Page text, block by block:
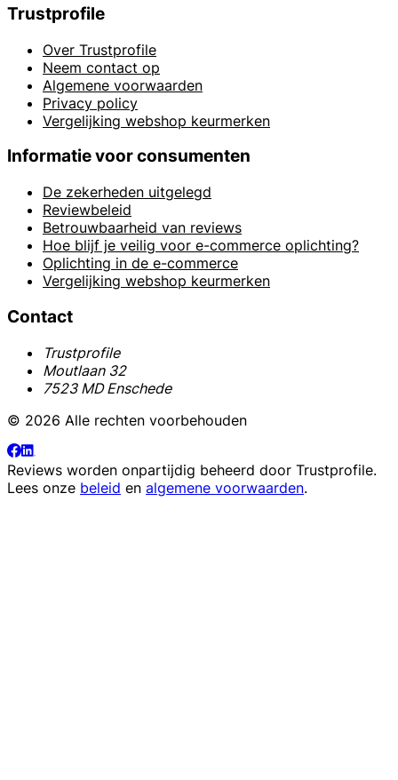
Trustprofile
Over Trustprofile
Neem contact op
Algemene voorwaarden
Privacy policy
Vergelijking webshop keurmerken
Informatie voor consumenten
De zekerheden uitgelegd
Reviewbeleid
Betrouwbaarheid van reviews
Hoe blijf je veilig voor e-commerce oplichting?
Oplichting in de e-commerce
Vergelijking webshop keurmerken
Contact
Trustprofile
Moutlaan 32
7523 MD Enschede
© 2026 Alle rechten voorbehouden
Reviews worden onpartijdig beheerd door Trustprofile.
Lees onze beleid en algemene voorwaarden.